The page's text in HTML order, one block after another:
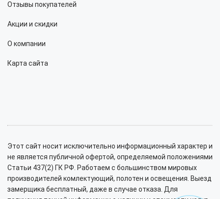
Отзывы покупателей
Акции и скидки
О компании
Карта сайта
Этот сайт носит исключительно информационный характер и
не является публичной офертой, определяемой положениями
Статьи 437(2) ГК РФ. Работаем с большинством мировых
производителей комлектующий, полотен и освещения. Выезд
замерщика бесплатный, даже в случае отказа. Для